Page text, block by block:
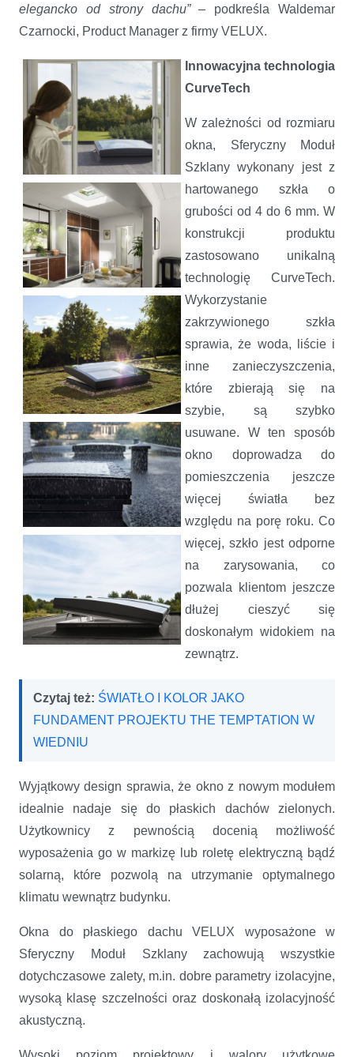
elegancko od strony dachu” – podkreśla Waldemar
Czarnocki, Product Manager z firmy VELUX.
Innowacyjna technologia
CurveTech
W zależności od rozmiaru
okna, Sferyczny Moduł
Szklany wykonany jest z
hartowanego szkła o
grubości od 4 do 6 mm. W
konstrukcji produktu
zastosowano unikalną
technologię CurveTech.
Wykorzystanie
zakrzywionego szkła
sprawia, że woda, liście i
inne zanieczyszczenia,
które zbierają się na
szybie, są szybko
usuwane. W ten sposób
okno doprowadza do
pomieszczenia jeszcze
więcej światła bez
względu na porę roku. Co
więcej, szkło jest odporne
na zarysowania, co
pozwala klientom jeszcze
dłużej cieszyć się
doskonałym widokiem na
zewnątrz.
Czytaj też: ŚWIATŁO I KOLOR JAKO
FUNDAMENT PROJEKTU THE TEMPTATION W
WIEDNIU
Wyjątkowy design sprawia, że okno z nowym modułem
idealnie nadaje się do płaskich dachów zielonych.
Użytkownicy z pewnością docenią możliwość
wyposażenia go w markizę lub roletę elektryczną bądź
solarną, które pozwolą na utrzymanie optymalnego
klimatu wewnątrz budynku.
Okna do płaskiego dachu VELUX wyposażone w
Sferyczny Moduł Szklany zachowują wszystkie
dotychczasowe zalety, m.in. dobre parametry izolacyjne,
wysoką klasę szczelności oraz doskonałą izolacyjność
akustyczną.